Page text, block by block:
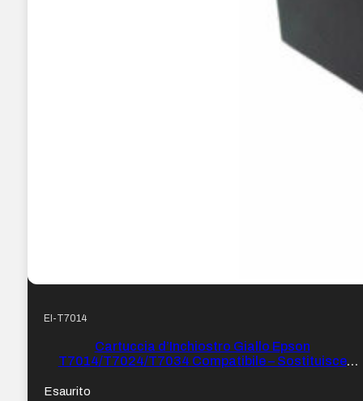
EI-T7014
Cartuccia d’Inchiostro Giallo Epson
T7014/T7024/T7034 Compatibile – Sostituisce
Esaurito